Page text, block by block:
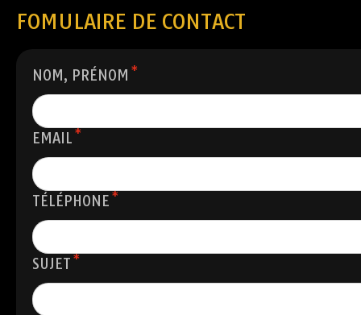
FOMULAIRE DE CONTACT
NOM, PRÉNOM *
EMAIL *
TÉLÉPHONE *
SUJET *